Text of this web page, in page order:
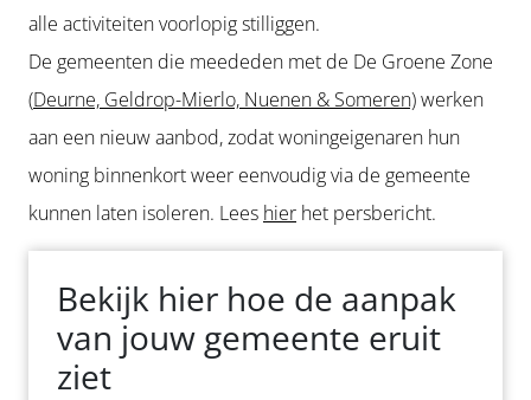
alle activiteiten voorlopig stilliggen.
De gemeenten die meededen met de De Groene Zone
(Deurne, Geldrop-Mierlo, Nuenen & Someren)werken
aan een nieuw aanbod, zodat woningeigenaren hun
woning binnenkort weer eenvoudig via de gemeente
kunnen laten isoleren. Lees hier het persbericht.
Bekijk hier hoe de aanpak
van jouw gemeente eruit
ziet